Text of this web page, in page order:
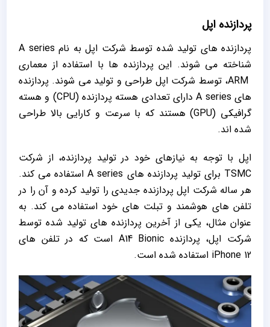
پردازنده اپل
پردازنده های تولید شده توسط شرکت اپل به نام A series
شناخته می شوند. این پردازنده ها با استفاده از معماری
ARM، توسط شرکت اپل طراحی و تولید می شوند. پردازنده
های A series دارای تعدادی هسته پردازنده (CPU) و هسته
گرافیکی (GPU) هستند که با سرعت و کارایی بالا طراحی
شده اند.
اپل با توجه به نیازهای خود در تولید پردازنده، از شرکت
TSMC برای تولید پردازنده های A series استفاده می کند.
هر ساله شرکت اپل پردازنده جدیدی را تولید کرده و آن را در
تلفن های هوشمند و تبلت های خود استفاده می کند. به
عنوان مثال، یکی از آخرین پردازنده های تولید شده توسط
شرکت اپل، پردازنده A14 Bionic است که در تلفن های
iPhone 12 استفاده شده است.